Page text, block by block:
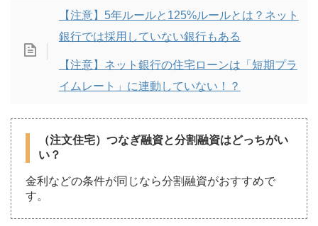
【注意】5年ルールと125%ルールとは？ネット
銀行では採用していない銀行もある
【注意】ネット銀行の住宅ローンは「短期プラ
イムレート」に連動していない！？
（注文住宅）つなぎ融資と分割融資はどっちがい
い？
金利などの条件が同じなら分割融資がおすすめで
す。